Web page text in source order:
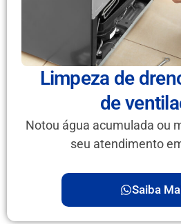
Limpeza de
de
Notou água acumulada ou
seu atendimento
Saiba